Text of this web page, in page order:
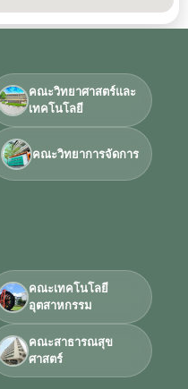
คณะวิทยาศาสตร์และ
เทคโนโลยี
คณะวิทยาการจัดการ
คณะเทคโนโลยี
อุตสาหกรรม
คณะสาธารณสุข
ศาสตร์